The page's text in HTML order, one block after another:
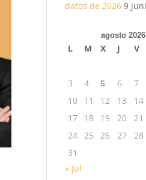
datos de 2026 9
agosto 2026
L M X J V
3
4 5 6 7
10
11 12 13 14
17
18 19 20 21
24 25 26 27 28
31
« Jul